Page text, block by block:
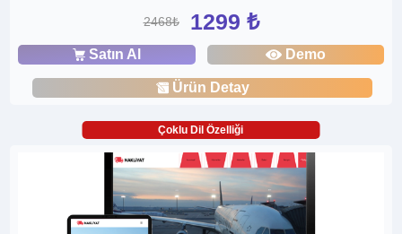
2468₺ 1299 ₺
Satın Al Demo
Ürün Detay
Çoklu Dil Özelliği